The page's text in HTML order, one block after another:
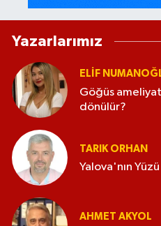
Yazarlarımız
ELİF
Göğüs
dönülür?
TARIK ORHAN
Yalova'nın Yüzü
AHMET AKYOL